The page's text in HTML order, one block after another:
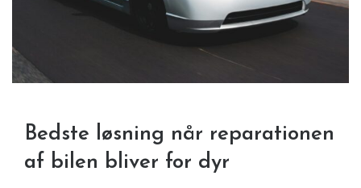
Bedste løsning når reparationen
af bilen bliver for dyr